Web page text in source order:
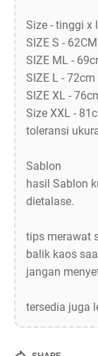
Size - tinggi x
SIZE S -
SIZE ML -
SIZE L -
SIZE XL -
Size XXL -
toleransi
Sablon
hasil Sablon
dietalase.
tips merawat
balik kaos
jangan
tersedia juga